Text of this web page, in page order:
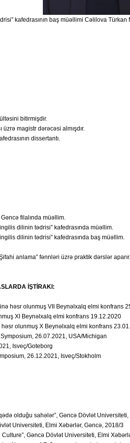
kafedrasının baş müəllimi Cəlilova Türkan
bitirmişdir.
magistr dərəcəsi almışdır.
dissertantı.
filalında müəllim.
dilinin tədrisi” kafedrasında müəllim.
dilinin tədrisi” kafedrasında baş müəllim.
anlama” fənnləri üzrə praktik dərslər
İŞTİRAKI:
həsr olunmuş VII Beynəlxalq elmi konfrans
XI Beynəlxalq elmi konfrans 19.12.2020
olunmuş X Beynəlxalq elmi konfrans
26.07.2021, USA/Michigan
Isveç/Goteborg
26.12.2021, Isveç/Stokholm
olduğu sahələr”, Gəncə Dövlət
Universiteti, Elmi Xəbərlər, Gəncə, 2018/3
Gəncə Dövlət Universiteti, Elmi